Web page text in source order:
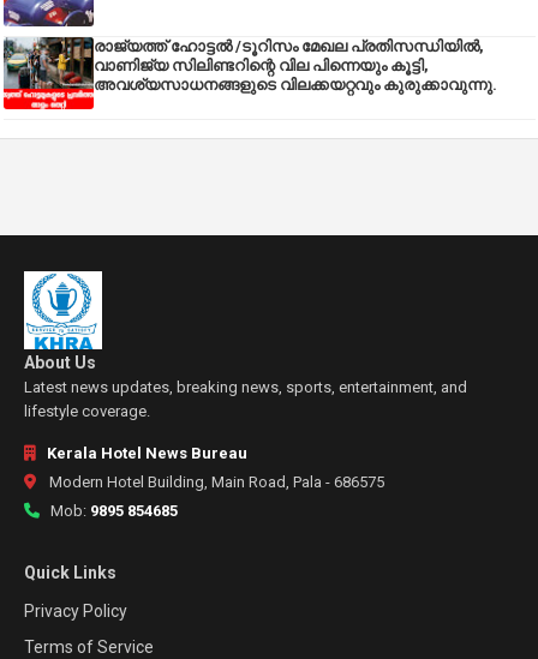
രാജ്യത്ത് ഹോട്ടൽ /ടൂറിസം മേഖല പ്രതിസന്ധിയിൽ,
വാണിജ്യ സിലിണ്ടറിന്റെ വില പിന്നെയും കൂട്ടി,
അവശ്യസാധനങ്ങളുടെ വിലക്കയറ്റവും കുരുക്കാവുന്നു.
About Us
Latest news updates, breaking news, sports, entertainment, and
lifestyle coverage.
Kerala Hotel News Bureau
Modern Hotel Building, Main Road, Pala - 686575
Mob: 9895 854685
Quick Links
Privacy Policy
Terms of Service